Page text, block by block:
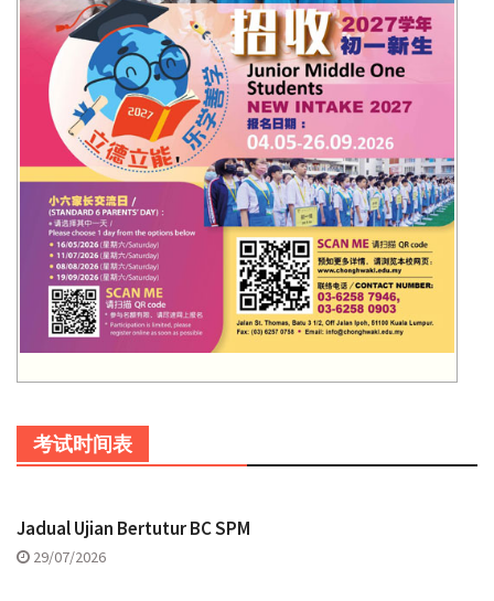
考试时间表
Jadual Ujian Bertutur BC SPM
29/07/2026